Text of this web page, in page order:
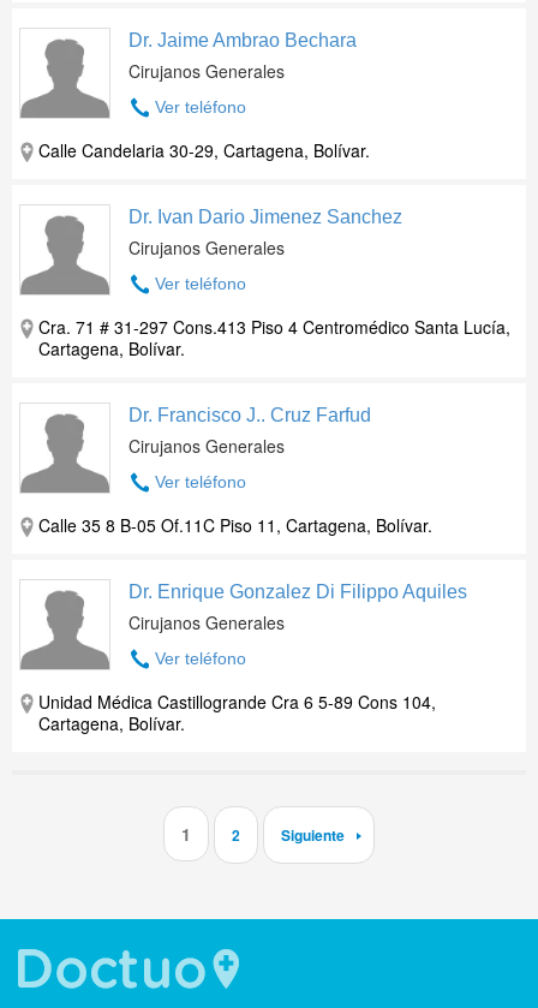
Dr. Jaime Ambrao Bechara
Cirujanos Generales
Ver teléfono
Calle Candelaria 30-29, Cartagena, Bolívar.
Dr. Ivan Dario Jimenez Sanchez
Cirujanos Generales
Ver teléfono
Cra. 71 # 31-297 Cons.413 Piso 4 Centromédico Santa Lucía,
Cartagena, Bolívar.
Dr. Francisco J.. Cruz Farfud
Cirujanos Generales
Ver teléfono
Calle 35 8 B-05 Of.11C Piso 11, Cartagena, Bolívar.
Dr. Enrique Gonzalez Di Filippo Aquiles
Cirujanos Generales
Ver teléfono
Unidad Médica Castillogrande Cra 6 5-89 Cons 104,
Cartagena, Bolívar.
1 2 Siguiente